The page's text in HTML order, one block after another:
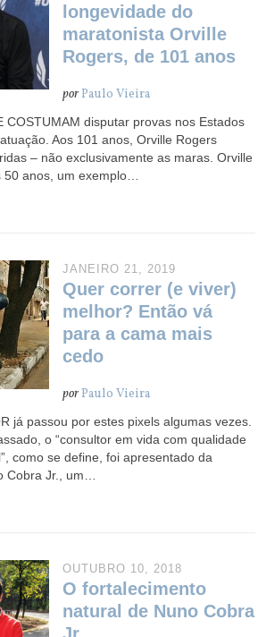
longevidade do
maratonista Orville
Rogers, de 101 anos
porPaulo Vieira
COSTUMAM disputar provas nos Estados
Aos 101 anos, Orville Rogers
– não exclusivamente as maras. Orville
anos, um exemplo…
JANEIRO 21, 2019
Quer correr (e viver)
melhor? Então vá
para a cama mais
cedo
porPaulo Vieira
já passou por estes pixels algumas vezes.
o “consultor em vida com qualidade
como se define, foi apresentado da
Cobra Jr., um…
OUTUBRO 10, 2018
O fortalecimento
natural de Nuno Cobra